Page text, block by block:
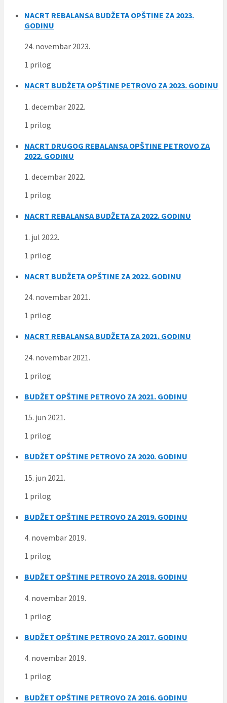
NACRT REBALANSA BUDŽETA OPŠTINE ZA 2023.
GODINU
24. novembar 2023.
1 prilog
NACRT BUDŽETA OPŠTINE PETROVO ZA 2023. GODINU
1. decembar 2022.
1 prilog
NACRT DRUGOG REBALANSA OPŠTINE PETROVO ZA
2022. GODINU
1. decembar 2022.
1 prilog
NACRT REBALANSA BUDŽETA ZA 2022. GODINU
1. jul 2022.
1 prilog
NACRT BUDŽETA OPŠTINE ZA 2022. GODINU
24. novembar 2021.
1 prilog
NACRT REBALANSA BUDŽETA ZA 2021. GODINU
24. novembar 2021.
1 prilog
BUDŽET OPŠTINE PETROVO ZA 2021. GODINU
15. jun 2021.
1 prilog
BUDŽET OPŠTINE PETROVO ZA 2020. GODINU
15. jun 2021.
1 prilog
BUDŽET OPŠTINE PETROVO ZA 2019. GODINU
4. novembar 2019.
1 prilog
BUDŽET OPŠTINE PETROVO ZA 2018. GODINU
4. novembar 2019.
1 prilog
BUDŽET OPŠTINE PETROVO ZA 2017. GODINU
4. novembar 2019.
1 prilog
BUDŽET OPŠTINE PETROVO ZA 2016. GODINU